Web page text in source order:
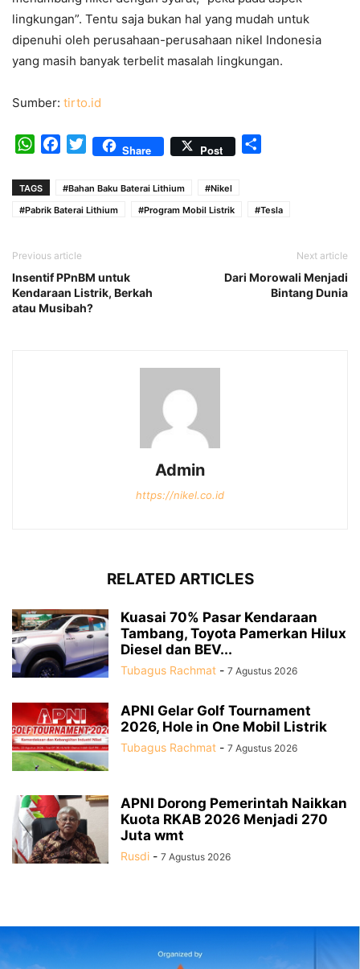
lingkungan”. Tentu saja bukan hal yang mudah untuk
dipenuhi oleh perusahaan-perusahaan nikel Indonesia
yang masih banyak terbelit masalah lingkungan.
Sumber: tirto.id
WhatsAppFacebook
TwitterShare Post
TAGS #Bahan Baku Baterai Lithium
#Nikel
#Pabrik Baterai Lithium
#Program Mobil Listrik #Tesla
Previous article
Insentif PPnBM untuk
Kendaraan Listrik, Berkah
atau Musibah?
Next article
Dari Morowali Menjadi
Bintang Dunia
Admin
https://nikel.co.id
RELATED ARTICLES
Kuasai 70% Pasar Kendaraan
Tambang, Toyota Pamerkan Hilux
Diesel dan BEV...
Tubagus Rachmat - 7 Agustus 2026
APNI Gelar Golf Tournament
2026, Hole in One Mobil Listrik
Tubagus Rachmat - 7 Agustus 2026
APNI Dorong Pemerintah Naikkan
Kuota RKAB 2026 Menjadi 270
Juta wmt
Rusdi - 7 Agustus 2026